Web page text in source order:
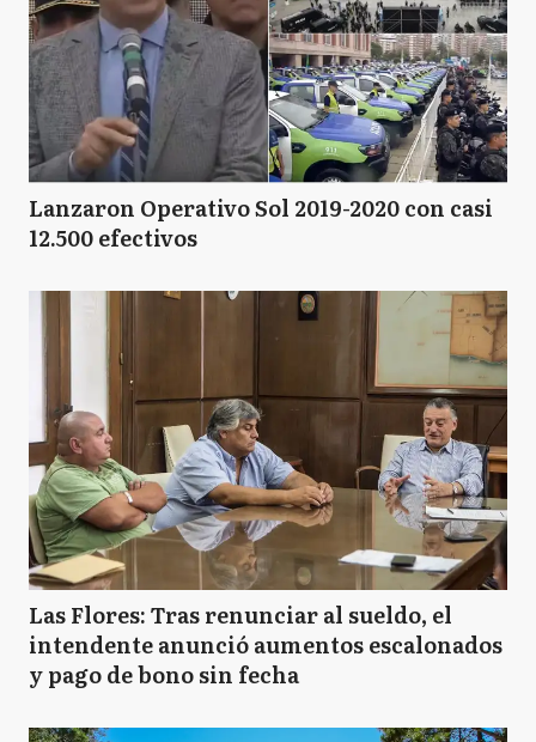
Lanzaron Operativo Sol 2019-2020 con casi
12.500 efectivos
Las Flores: Tras renunciar al sueldo, el
intendente anunció aumentos escalonados
y pago de bono sin fecha